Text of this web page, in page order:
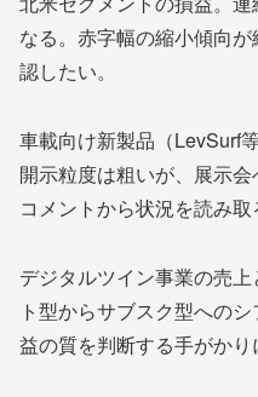
なる。赤字幅の縮小傾向
認したい。
車載向け新製品（LevSurf
開示粒度は粗いが、展示
コメントから状況を読み取
デジタルツイン事業の売
ト型からサブスク型への
益の質を判断する手がかり